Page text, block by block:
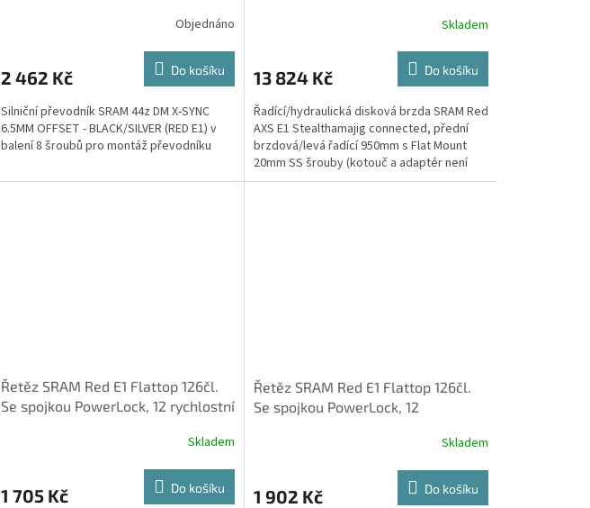
Objednáno
2 462 Kč Do košíku
Silniční převodník SRAM 44z DM X-SYNC
6.5MM OFFSET - BLACK/SILVER (RED E1) v
balení 8 šroubů pro montáž převodníku
Skladem
13 824 Kč Do košíku
Řadící/hydraulická disková brzda SRAM Red
AXS E1 Stealthamajig connected, přední
brzdová/levá řadící 950mm s Flat Mount
20mm SS šrouby (kotouč a adaptér není
součástí balení)
Řetěz SRAM Red E1 Flattop 126čl.
Se spojkou PowerLock, 12 rychlostní
Skladem
1 705 Kč Do košíku
Řetěz SRAM Red E1 Flattop 126čl.
Se spojkou PowerLock, 12
Skladem
1 902 Kč Do košíku